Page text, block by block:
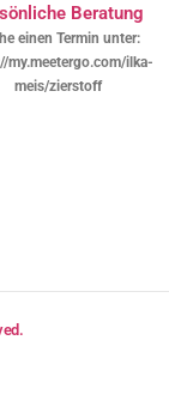
Beratung
einen Termin unter:
my.meetergo.com/ilka-
meis/zierstoff